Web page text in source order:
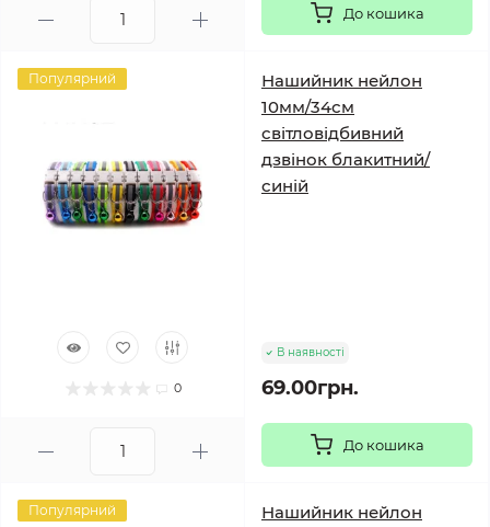
До кошика
Популярний
0
Нашийник нейлон
10мм/34см
світловідбивний
дзвінок блакитний/
синій
В наявності
69.00грн.
До кошика
Популярний
Нашийник нейлон